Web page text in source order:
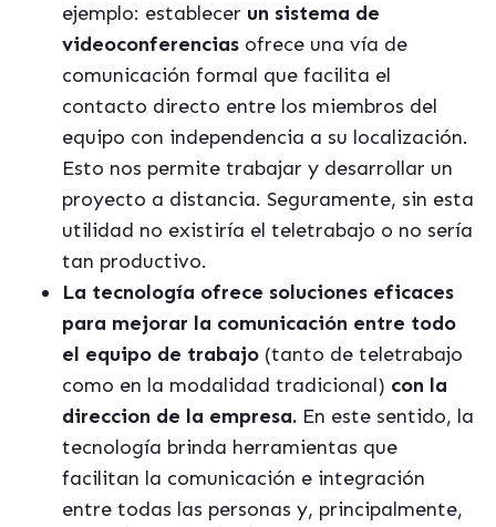
ejemplo: establecer un sistema de
videoconferencias ofrece una vía de
comunicación formal que facilita el
contacto directo entre los miembros del
equipo con independencia a su localización.
Esto nos permite trabajar y desarrollar un
proyecto a distancia. Seguramente, sin esta
utilidad no existiría el teletrabajo o no sería
tan productivo.
La tecnología ofrece soluciones eficaces
para mejorar la comunicación entre todo
el equipo de trabajo (tanto de teletrabajo
como en la modalidad tradicional) con la
direccion de la empresa. En este sentido, la
tecnología brinda herramientas que
facilitan la comunicación e integración
entre todas las personas y, principalmente,